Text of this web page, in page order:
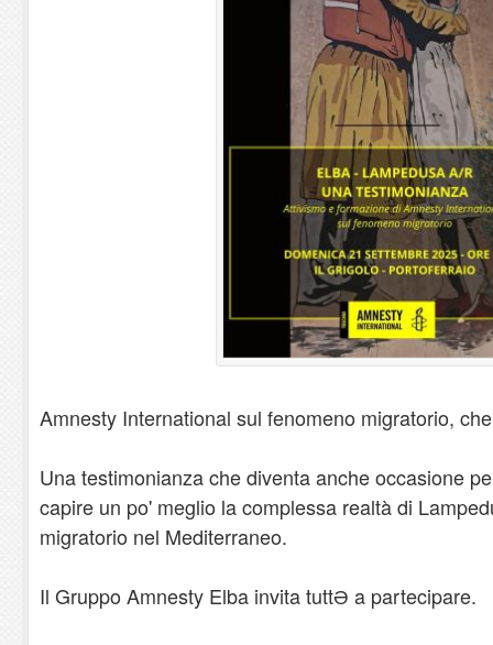
Amnesty International sul fenomeno migratorio,
Una testimonianza che diventa anche occasione
capire un po' meglio la complessa realtà di
migratorio nel Mediterraneo.
Il Gruppo Amnesty Elba invita tuttƏ a partecipare.